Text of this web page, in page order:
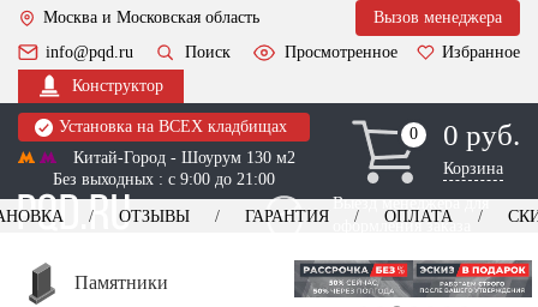
Москва и Московская область
Вызов менеджера
info@pqd.ru
Поиск Просмотренное
Избранное
Конструктор
Установка на ВСЕХ кладбищах
Китай-Город - Шоурум 130 м2
Без выходных : с 9:00 до 21:00
0
0 0 руб.
Корзина
Выезд менеджера для
оформления заказа
+7 (495) 518-44-23
ОТЗЫВЫ ГАРАНТИЯ ОПЛАТА
Памятники